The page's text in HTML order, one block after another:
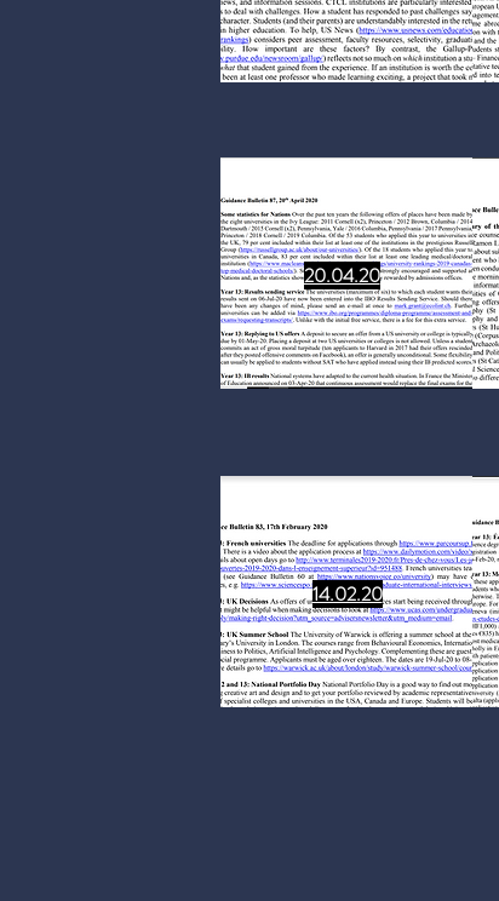
20.04.20
14.02.20